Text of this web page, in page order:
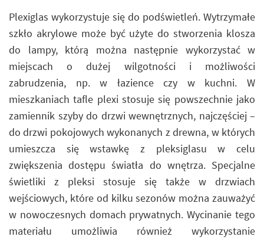
Plexiglas wykorzystuje się do podświetleń. Wytrzymałe
szkło akrylowe może być użyte do stworzenia klosza
do lampy, którą można następnie wykorzystać w
miejscach o dużej wilgotności i możliwości
zabrudzenia, np. w łazience czy w kuchni. W
mieszkaniach tafle plexi stosuje się powszechnie jako
zamiennik szyby do drzwi wewnętrznych, najczęściej –
do drzwi pokojowych wykonanych z drewna, w których
umieszcza się wstawkę z pleksiglasu w celu
zwiększenia dostępu światła do wnętrza. Specjalne
świetliki z pleksi stosuje się także w drzwiach
wejściowych, które od kilku sezonów można zauważyć
w nowoczesnych domach prywatnych. Wycinanie tego
materiału umożliwia również wykorzystanie